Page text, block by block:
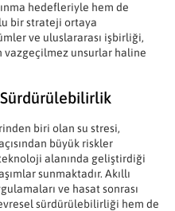
hedefleriyle hem de
bir strateji ortaya
ve uluslararası işbirliği,
vazgeçilmez unsurlar haline
Sürdürülebilirlik
biri olan su stresi,
büyük riskler
alanında geliştirdiği
sunmaktadır. Akıllı
ve hasat sonrası
sürdürülebilirliği hem de